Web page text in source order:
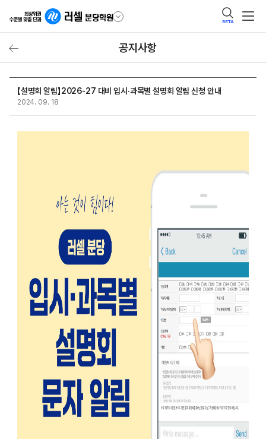
BETA
공지사항
【설명회 알림】2026-27 대비 입시·과목별 설명회 알림 신청 안내
2024. 09. 18